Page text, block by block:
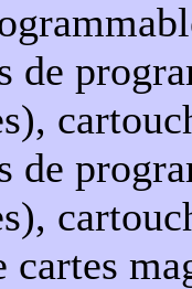
de
de
cartes